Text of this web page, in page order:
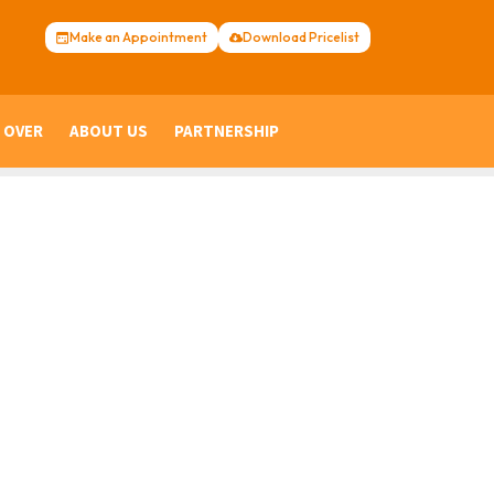
Download Pricelist
Make an Appointment
ABOUT US PARTNERSHIP